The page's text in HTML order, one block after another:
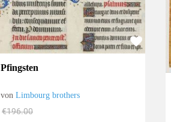
Pfingsten
vonLimbourg brothers
€196.00